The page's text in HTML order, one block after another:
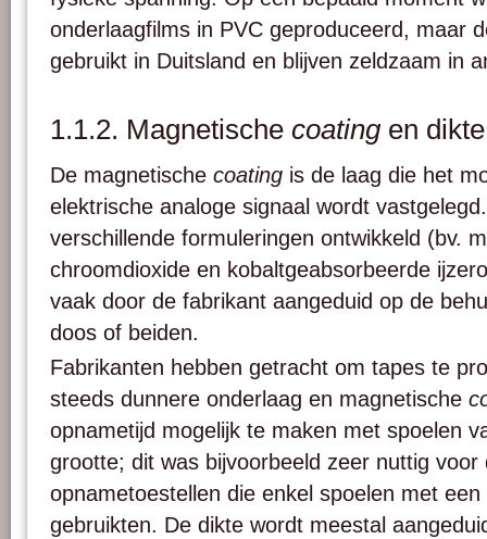
onderlaagfilms in PVC geproduceerd, maar
gebruikt in Duitsland en blijven zeldzaam in
1.1.2. Magnetische coatingen dikte
De magnetische coating is de laag die het
elektrische analoge signaal wordt
verschillende formuleringen ontwikkeld (bv.
chroomdioxide en kobaltgeabsorbeerde
vaak door de fabrikant aangeduid op de
doos of beiden.
Fabrikanten hebben getracht om tapes te
steeds dunnere onderlaag en magnetische
opnametijd mogelijk te maken met spoelen
grootte; dit was bijvoorbeeld zeer nuttig voor
opnametoestellen die enkel spoelen met
gebruikten. De dikte wordt meestal